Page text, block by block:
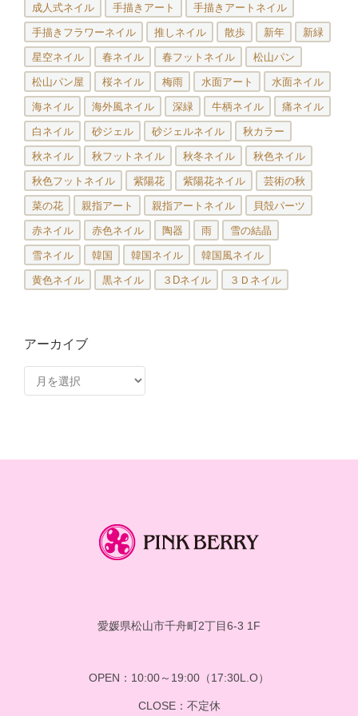
成人式ネイル 手描きアート 手描きアートネイル
手描きフラワーネイル 推しネイル 散歩 新年 新緑
星空ネイル 春ネイル 春フットネイル 松山パン
松山パン屋 桜ネイル 梅雨 水面アート 水面ネイル
海ネイル 海外風ネイル 深緑 牛柄ネイル 痛ネイル
白ネイル 砂ジェル 砂ジェルネイル 秋カラー
秋ネイル 秋フットネイル 秋冬ネイル 秋色ネイル
秋色フットネイル 紫陽花 紫陽花ネイル 芸術の秋
菜の花 親指アート 親指アートネイル 貝殻パーツ
赤ネイル 赤色ネイル 陶器 雨 雪の結晶
雪ネイル 韓国 韓国ネイル 韓国風ネイル
黄色ネイル 黒ネイル ３Dネイル ３Ｄネイル
アーカイブ
ー
愛媛県松山市千舟町2丁目6-3 1F
OPEN：10:00～19:00（17:30L.O）
CLOSE：不定休